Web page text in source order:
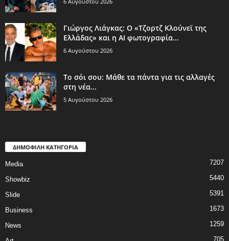
Γιώργος Λιάγκας: Ο «Τζορτζ Κλούνεϊ της
Ελλάδας» και η AI φωτογραφία...
6 Αυγούστου 2026
Το σόι σου: Μάθε τα πάντα για τις αλλαγές
στη νέα...
5 Αυγούστου 2026
ΔΗΜΟΦΙΛΗ ΚΑΤΗΓΟΡΙΑ
Media 7207
Showbiz 5440
Slide 5391
Business 1673
News 1259
705